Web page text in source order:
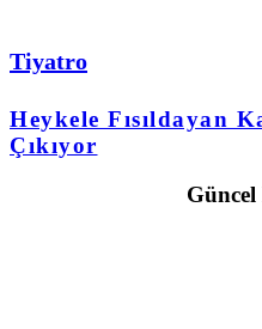
Tiyatro
Heykele Fısıldayan
Çıkıyor